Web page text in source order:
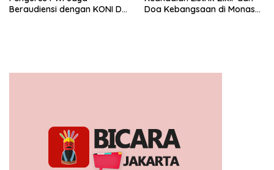
Beraudiensi dengan KONI DKI
Doa Kebangsaan di Monas